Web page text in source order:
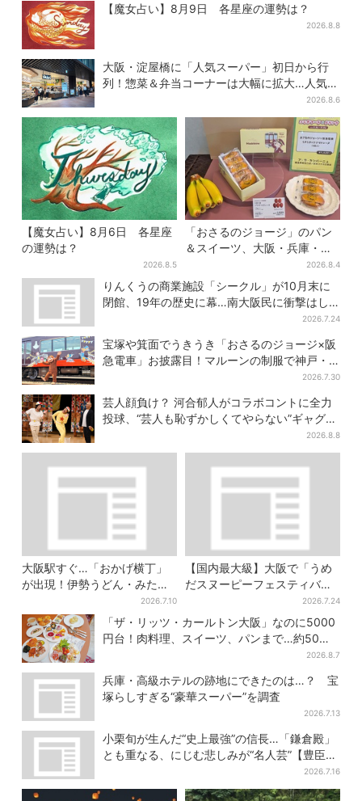
【魔女占い】8月9日 各星座の運勢は？
2026.8.8
大阪・淀屋橋に「人気スーパー」初日から行
列！惣菜＆弁当コーナーは大幅に拡大…人気商
2026.8.6
【魔女占い】8月6日 各星座
の運勢は？
2026.8.5
「おさるのジョージ」のパン
＆スイーツ、大阪・兵庫・京
都限定で【きょうから】発売
スタート
2026.8.4
りんくうの商業施設「シークル」が10月末に
閉館、19年の歴史に幕…南大阪民に衝撃はし
2026.7.24
宝塚や箕面でうきうき「おさるのジョージ×阪
急電車」お披露目！マルーンの制服で神戸・
2026.7.30
芸人顔負け？ 河合郁人がコラボコントに全力
投球、“芸人も恥ずかしくてやらない”ギャグに
2026.8.8
大阪駅すぐ…「おかげ横丁」
が出現！伊勢うどん・みたら
しだんご・かき氷など、名物
グルメが集結
2026.7.10
【国内最大級】大阪で「うめ
だスヌーピーフェスティバ
ル」、約80ブランドが集結！
ここだけのグッズも
2026.7.24
「ザ・リッツ・カールトン大阪」なのに5000
円台！肉料理、スイーツ、パンまで…約50種
2026.8.7
兵庫・高級ホテルの跡地にできたのは…？ 宝
塚らしすぎる“豪華スーパー”を調査
2026.7.13
小栗旬が生んだ“史上最強”の信長…「鎌倉殿」
とも重なる、にじむ悲しみが“名人芸”【豊臣兄
2026.7.16